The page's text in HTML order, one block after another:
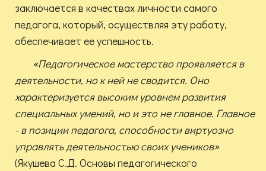
заключается в качествах личности самого
педагога, который, осуществляя эту работу,
обеспечивает ее успешность.
«Педагогическое мастерство проявляется в
деятельности, но к ней не сводится. Оно
характеризуется высоким уровнем развития
специальных умений, но и это не главное. Главное
- в позиции педагога, способности виртуозно
управлять деятельностью своих учеников»
(Якушева С.Д. Основы педагогического